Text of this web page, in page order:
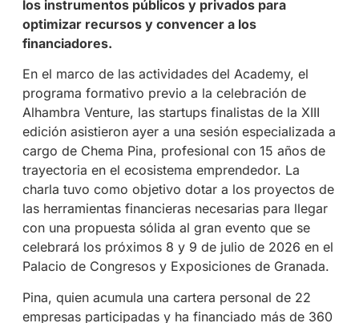
los instrumentos públicos y privados para
optimizar recursos y convencer a los
financiadores.
En el marco de las actividades del Academy, el
programa formativo previo a la celebración de
Alhambra Venture, las startups finalistas de la XIII
edición asistieron ayer a una sesión especializada a
cargo de Chema Pina, profesional con 15 años de
trayectoria en el ecosistema emprendedor. La
charla tuvo como objetivo dotar a los proyectos de
las herramientas financieras necesarias para llegar
con una propuesta sólida al gran evento que se
celebrará los próximos 8 y 9 de julio de 2026 en el
Palacio de Congresos y Exposiciones de Granada.
Pina, quien acumula una cartera personal de 22
empresas participadas y ha financiado más de 360